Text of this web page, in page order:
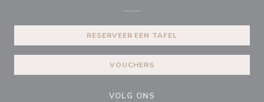
RESERVEER EEN TAFEL
VOUCHERS
VOLG ONS